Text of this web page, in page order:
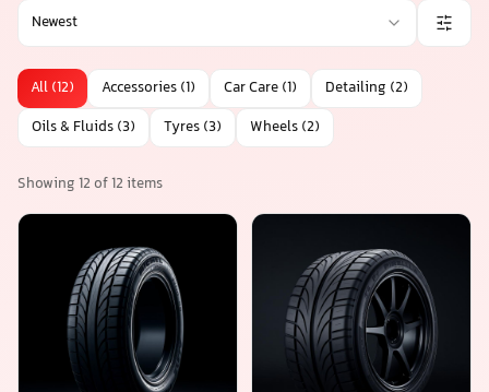
Newest
All(12) Accessories(1) Car Care(1) Detailing (2)
Oils & Fluids(3) Tyres(3) Wheels(2)
Showing12of12 items